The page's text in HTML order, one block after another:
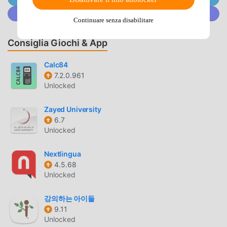
University Press word lists.- Sleek & Focused Design: A
premium, distration-free interface optimized for academic
challenging words in your personal "My Words"
library.Whether you’re preparing for IELTS Academic or
General, IELTS Vocabulary PRO is your go-to app for
boosting your vocabulary and exam performance.
Download now and start learning smarter, not harder!
IELTS VOCAB INTRODUZIONE
IELTS Vocab In quanto app education molto popolare di
education in tutto il mondo. Se vuoi scaricare questa app,
moddroid è la scelta migliore. moddroid non solo ti
fornisce l'ultima versione di IELTS Vocab ielts.2.9
gratuitamente per aiutarti a sbloccare tutte le funzionalità
dell'app gratuitamente. moddroid promette che tutte le
Consiglia Giochi & App
Calc84
7.2.0.961
Unlocked
Zayed University
6.7
Unlocked
Nextlingua
4.5.68
Unlocked
강의하는 아이들
9.11
Unlocked
Continuare senza disabilitare